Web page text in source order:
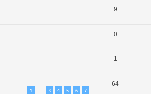
9
0
1
1 … 3 4 5 6 7
64